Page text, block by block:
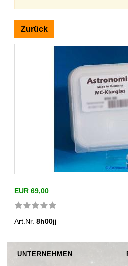
Zurück
EUR 69,00
Art.Nr.8h00jj
UNTERNEHMEN